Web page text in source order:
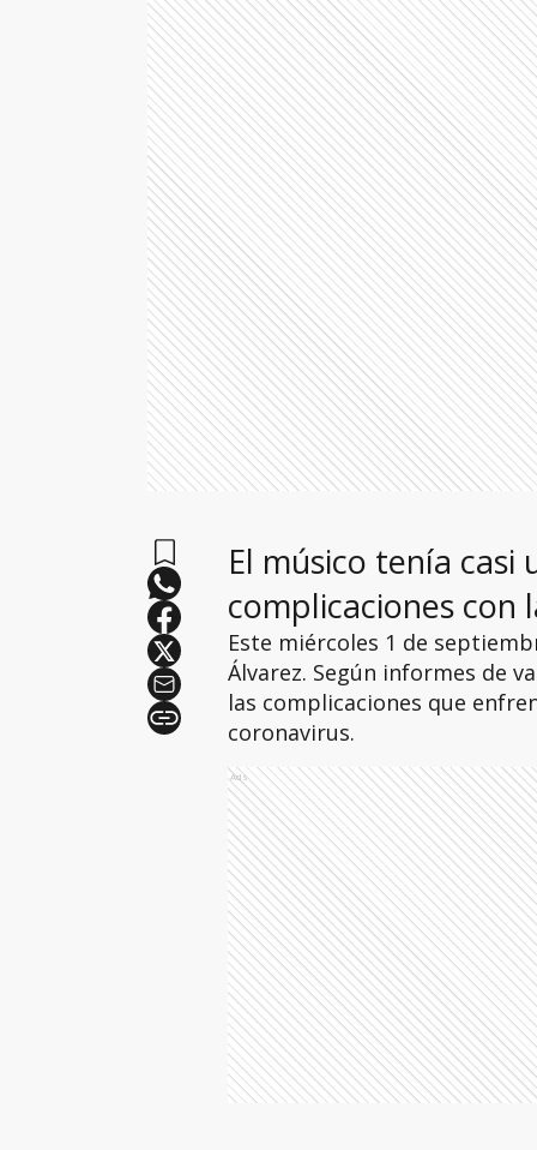
El músico tenía
complicaciones con
Este miércoles 1 de
Álvarez. Según informes de
las complicaciones que
coronavirus.
Ads